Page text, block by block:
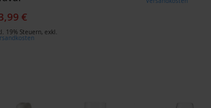
€
19% Steuern, exkl.